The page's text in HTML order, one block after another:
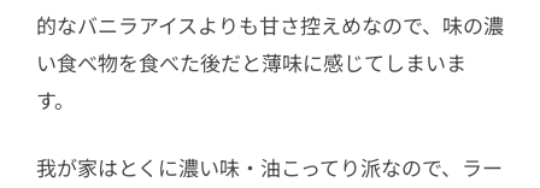
的なバニラアイスよりも甘さ控えめなので、味の濃
い食べ物を食べた後だと薄味に感じてしまいま
す。
我が家はとくに濃い味・油こってり派なので、ラー